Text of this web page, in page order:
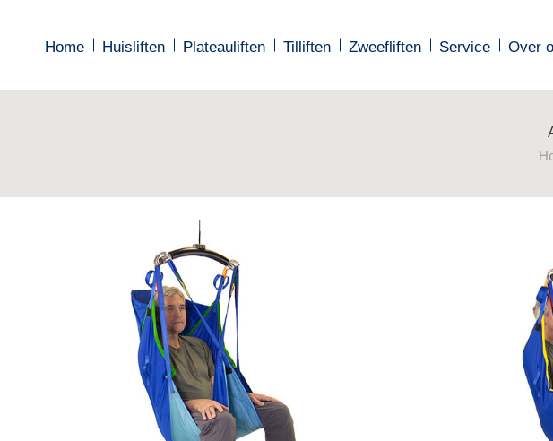
Home Huisliften Plateauliften Tilliften Zweefliften Service Over
Home Huisliften Plateauliften Tilliften Zweefliften Service Over